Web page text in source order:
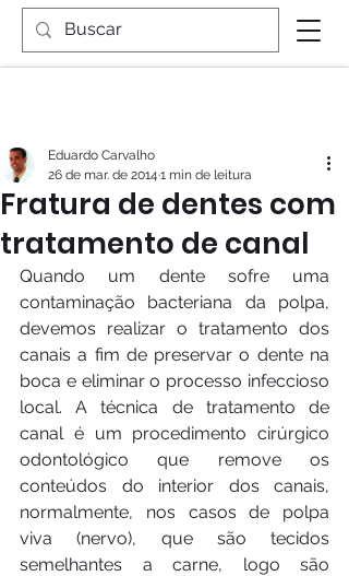
Fratura de dentes com
tratamento de canal
Eduardo Carvalho
26 de mar. de 2014 1 min de leitura
Quando um dente sofre uma
contaminação bacteriana da polpa,
devemos realizar o tratamento dos
canais a fim de preservar o dente na
boca e eliminar o processo infeccioso
local. A técnica de tratamento de
canal é um procedimento cirúrgico
odontológico que remove os
conteúdos do interior dos canais,
normalmente, nos casos de polpa
viva (nervo), que são tecidos
semelhantes a carne, logo são